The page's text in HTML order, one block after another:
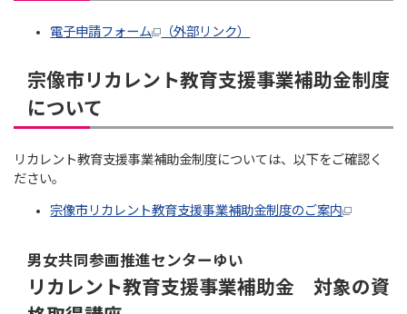
電子申請フォーム （外部リンク）
宗像市リカレント教育支援事業補助金制度
について
リカレント教育支援事業補助金制度については、以下をご確認く
ださい。
宗像市リカレント教育支援事業補助金制度のご案内
男女共同参画推進センターゆい
リカレント教育支援事業補助金 対象の資